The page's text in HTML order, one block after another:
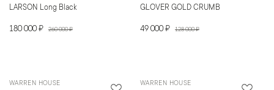
LARSON Long Black
180 000 ₽ 260 000 ₽
GLOVER GOLD CRUMB
49 000 ₽ 128 000 ₽
WARREN HOUSE WARREN HOUSE